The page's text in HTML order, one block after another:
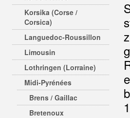
Korsika (Corse /
Corsica)
Languedoc-Roussillon
Limousin
Lothringen (Lorraine)
Midi-Pyrénées
Brens / Gaillac
Bretenoux